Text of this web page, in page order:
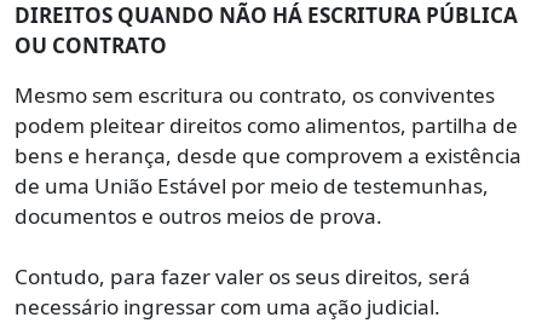
DIREITOS QUANDO NÃO HÁ ESCRITURA PÚBLICA
OU CONTRATO
Mesmo sem escritura ou contrato, os conviventes
podem pleitear direitos como alimentos, partilha de
bens e herança, desde que comprovem a existência
de uma União Estável por meio de testemunhas,
documentos e outros meios de prova.
Contudo, para fazer valer os seus direitos, será
necessário ingressar com uma ação judicial.